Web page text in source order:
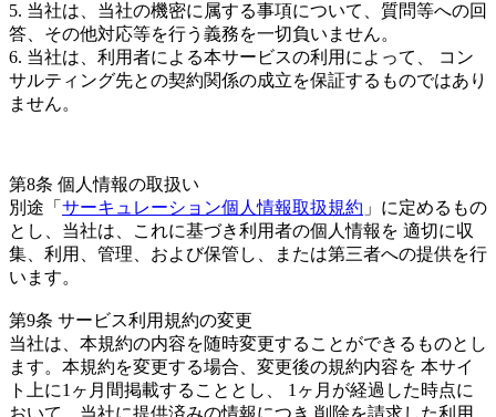
5. 当社は、当社の機密に属する事項について、質問等への回
答、その他対応等を行う義務を一切負いません。
6. 当社は、利用者による本サービスの利用によって、 コン
サルティング先との契約関係の成立を保証するものではあり
ません。
第8条 個人情報の取扱い
別途「 サーキュレーション個人情報取扱規約 」に定めるもの
とし、当社は、これに基づき利用者の個人情報を 適切に収
集、利用、管理、および保管し、または第三者への提供を行
います。
第9条 サービス利用規約の変更
当社は、本規約の内容を随時変更することができるものとし
ます。本規約を変更する場合、変更後の規約内容を 本サイ
ト上に1ヶ月間掲載することとし、 1ヶ月が経過した時点に
おいて、当社に提供済みの情報につき 削除を請求した利用